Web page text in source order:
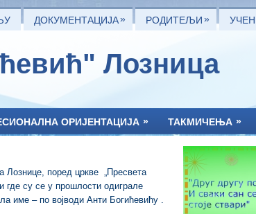
ДОКУМЕНТАЦИЈА» РОДИТЕЉИ»
Лозница
ОРИЈЕНТАЦИЈА » ТАКМИЧЕЊА »
Лознице, поред цркве „Пресвета
где су се у прошлости одиграле
име – по војводи Анти Богићевићу .